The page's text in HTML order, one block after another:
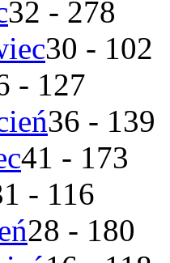
32 - 278
30 - 102
- 127
36 - 139
41 - 173
- 116
28 - 180